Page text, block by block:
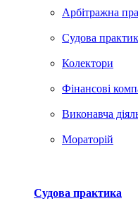
Арбітражна
Судова
Колектори
Фінансові
Виконавча
Мораторій
Судова практика